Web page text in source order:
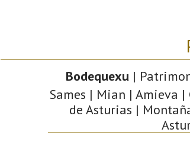
Bodequexu|
Sames | Mian | Amieva
de Asturias |